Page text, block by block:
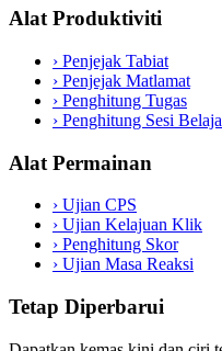
Alat Produktiviti
› Penjejak Tabiat
› Penjejak Matlamat
› Penghitung Tugas
› Penghitung Sesi
Alat Permainan
› Ujian CPS
› Ujian Kelajuan Klik
› Penghitung Skor
› Ujian Masa Reaksi
Tetap Diperbarui